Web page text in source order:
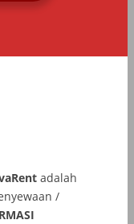
adalah
/